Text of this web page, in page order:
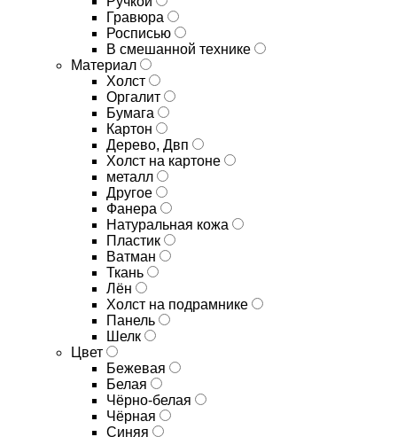
Гравюра
Росписью
В смешанной технике
Материал
Холст
Оргалит
Бумага
Картон
Дерево, Двп
Холст на картоне
металл
Другое
Фанера
Натуральная кожа
Пластик
Ватман
Ткань
Лён
Холст на подрамнике
Панель
Шелк
Цвет
Бежевая
Белая
Чёрно-белая
Чёрная
Синяя